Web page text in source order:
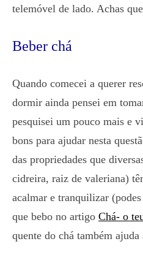
telemóvel de lado. Achas
Beber chá
Quando comecei a querer
dormir ainda pensei em
pesquisei um pouco mais e
bons para ajudar nesta
das propriedades que
cidreira, raiz de valeriana)
acalmar e tranquilizar
que bebo no artigo Chá- o
quente do chá também ajuda